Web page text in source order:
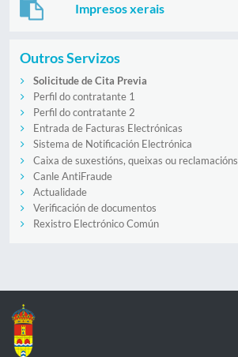
Impresos xerais
Outros Servizos
Solicitude de Cita Previa
Perfil do contratante 1
Perfil do contratante 2
Entrada de Facturas Electrónicas
Sistema de Notificación Electrónica
Caixa de suxestións, queixas ou reclamacións
Canle AntiFraude
Actualidade
Verificación de documentos
Rexistro Electrónico Común